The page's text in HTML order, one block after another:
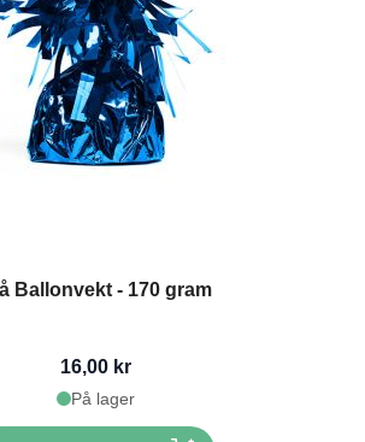
Ballonvekt - 170 gram
16,00 kr
På lager